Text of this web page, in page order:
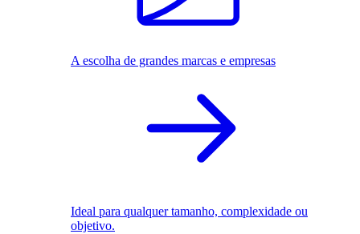
A escolha de grandes marcas e empresas
Ideal para qualquer tamanho, complexidade ou
objetivo.